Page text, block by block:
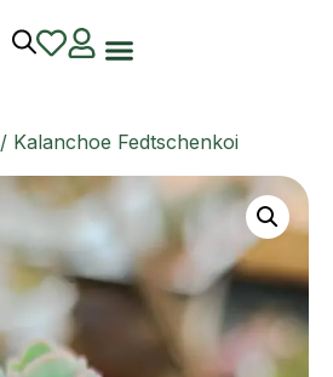
/ Kalanchoe Fedtschenkoi